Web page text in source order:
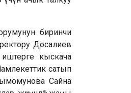
биринчи
Досалиев
кыскача
сатып
Сайна